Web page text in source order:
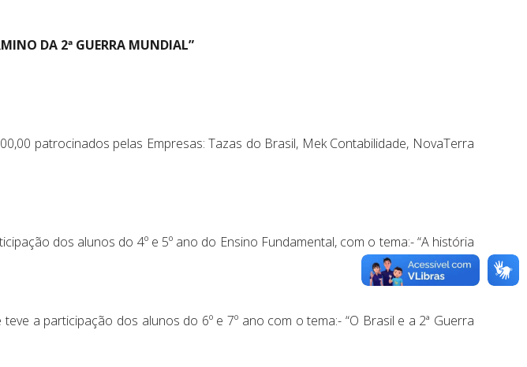
DA 2ª GUERRA MUNDIAL”
patrocinados pelas Empresas: Tazas do Brasil, Mek Contabilidade, NovaTerra
dos alunos do 4º e 5º ano do Ensino Fundamental, com o tema:- “A história
a participação dos alunos do 6º e 7º ano com o tema:- “O Brasil e a 2ª Guerra